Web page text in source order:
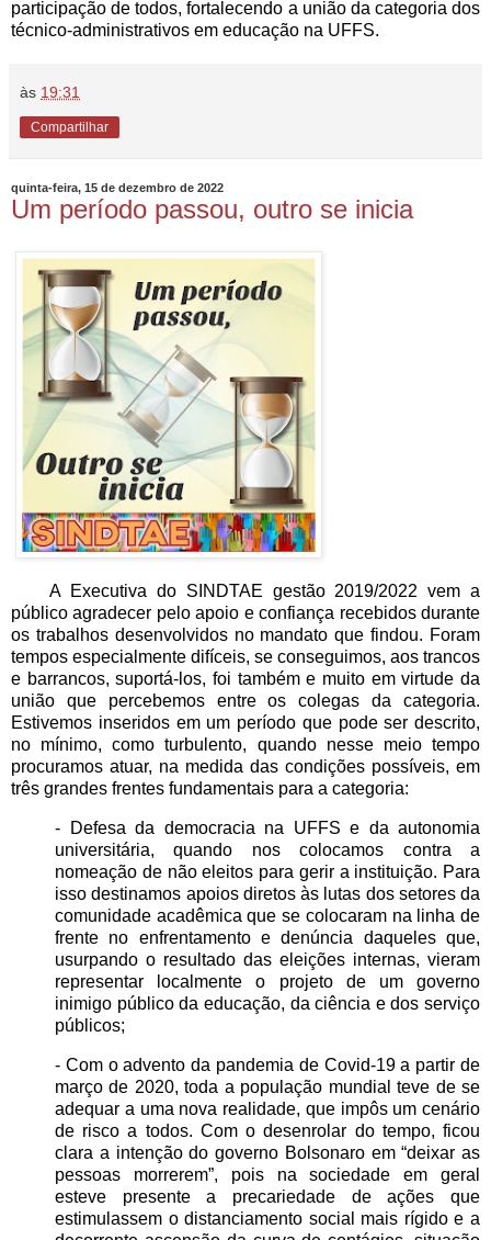
participação de todos, fortalecendo a união da categoria dos
técnico-administrativos em educação na UFFS.
às 19:31
Compartilhar
quinta-feira, 15 de dezembro de 2022
Um período passou, outro se inicia
A Executiva do SINDTAE gestão 2019/2022 vem a
público agradecer pelo apoio e confiança recebidos durante
os trabalhos desenvolvidos no mandato que findou. Foram
tempos especialmente difíceis, se conseguimos, aos trancos
e barrancos, suportá-los, foi também e muito em virtude da
união que percebemos entre os colegas da categoria.
Estivemos inseridos em um período que pode ser descrito,
no mínimo, como turbulento, quando nesse meio tempo
procuramos atuar, na medida das condições possíveis, em
três grandes frentes fundamentais para a categoria:
- Defesa da democracia na UFFS e da autonomia
universitária, quando nos colocamos contra a
nomeação de não eleitos para gerir a instituição. Para
isso destinamos apoios diretos às lutas dos setores da
comunidade acadêmica que se colocaram na linha de
frente no enfrentamento e denúncia daqueles que,
usurpando o resultado das eleições internas, vieram
representar localmente o projeto de um governo
inimigo público da educação, da ciência e dos serviço
públicos;
- Com o advento da pandemia de Covid-19 a partir de
março de 2020, toda a população mundial teve de se
adequar a uma nova realidade, que impôs um cenário
de risco a todos. Com o desenrolar do tempo, ficou
clara a intenção do governo Bolsonaro em “deixar as
pessoas morrerem”, pois na sociedade em geral
esteve presente a precariedade de ações que
estimulassem o distanciamento social mais rígido e a